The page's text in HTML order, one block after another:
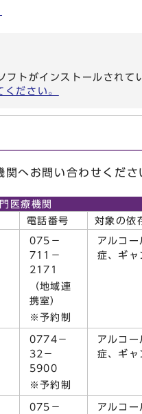
トがインストールされて
ださい。
へお問い合わせくださ
医療機関
電話番号 対象の依
075－
711－
2171
（地域連
携室）
※予約制
アルコ
症、ギャ
0774－
32－
5900
※予約制
アルコ
症、ギャ
075－
アルコ